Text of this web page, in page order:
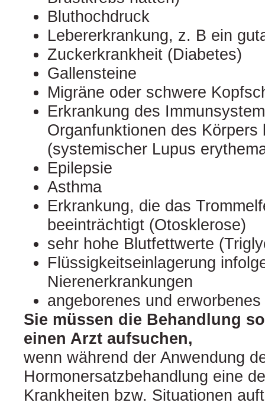
Bluthochdruck
Lebererkrankung, z. B ein
Zuckerkrankheit (Diabetes)
Gallensteine
Migräne oder schwere
Erkrankung des
Organfunktionen des Körpers
(systemischer Lupus
Epilepsie
Asthma
Erkrankung, die das
beeinträchtigt (Otosklerose)
sehr hohe Blutfettwerte
Flüssigkeitseinlagerung
Nierenerkrankungen
angeborenes und
Sie müssen die Behandlung
einen Arzt aufsuchen,
wenn während der Anwendung
Hormonersatzbehandlung eine
Krankheiten bzw. Situationen